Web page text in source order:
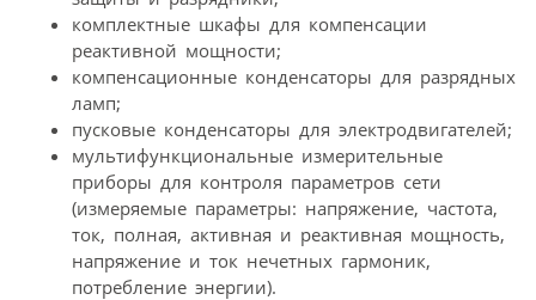
комплектные шкафы для компенсации
реактивной мощности;
компенсационные конденсаторы для разрядных
ламп;
пусковые конденсаторы для электродвигателей;
мультифункциональные измерительные
приборы для контроля параметров сети
(измеряемые параметры: напряжение, частота,
ток, полная, активная и реактивная мощность,
напряжение и ток нечетных гармоник,
потребление энергии).